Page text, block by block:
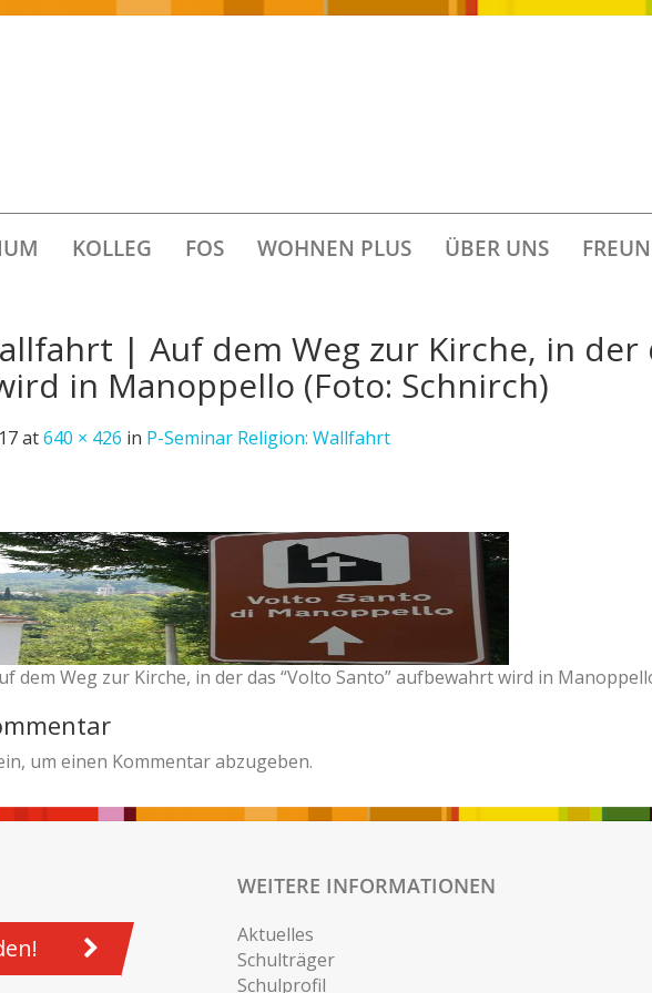
KOLLEG FOS WOHNEN PLUS ÜBER UNS
| Auf dem Weg zur Kirche, in der
in Manoppello (Foto: Schnirch)
at640 × 426 in P-Seminar Religion: Wallfahrt
dem Weg zur Kirche, in der das “Volto Santo” aufbewahrt wird in
um einen Kommentar abzugeben.
WEITERE INFORMATIONEN
Aktuelles
Schulträger
Schulprofil